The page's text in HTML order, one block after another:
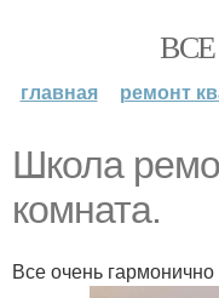
главная ремонт
Школа
комната.
Все очень гармонично